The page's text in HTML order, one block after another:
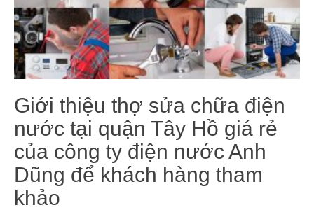
Giới thiệu thợ sửa chữa điện
nước tại quận Tây Hồ giá rẻ
của công ty điện nước Anh
Dũng để khách hàng tham
khảo